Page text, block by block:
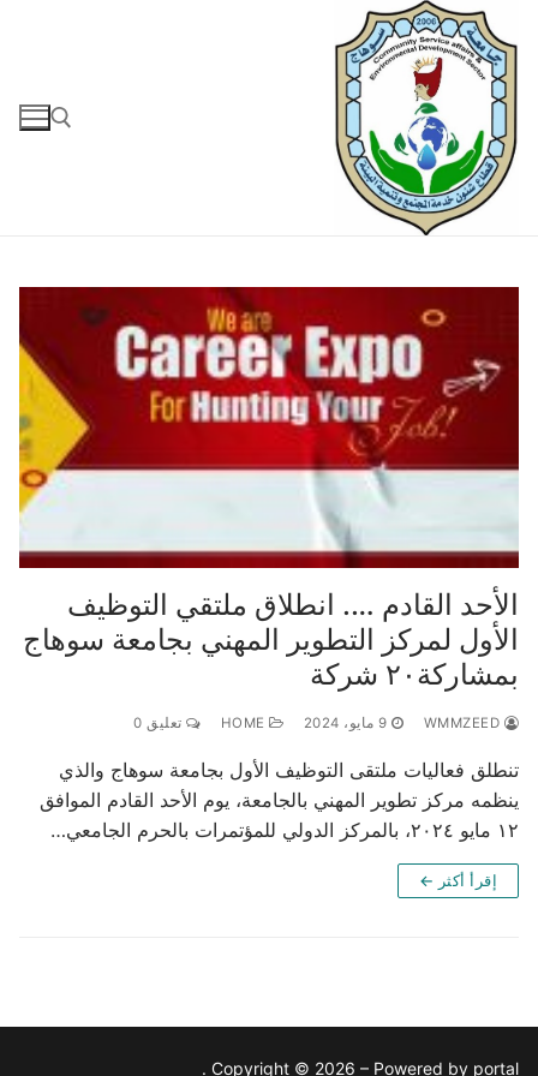
التجاوز
إلى
المحتوى
الأحد القادم …. انطلاق ملتقي التوظيف
الأول لمركز التطوير المهني بجامعة سوهاج
بمشاركة٢٠ شركة
9 مايو، 2024 تعليق 0
تنطلق فعاليات ملتقى التوظيف الأول بجامعة سوهاج والذي
ينظمه مركز تطوير المهني بالجامعة، يوم الأحد القادم الموافق
١٢ مايو ٢٠٢٤، بالمركز الدولي للمؤتمرات بالحرم الجامعي…
إقرأ أكثر ←
Copyright © 2026 – Powered by portal .